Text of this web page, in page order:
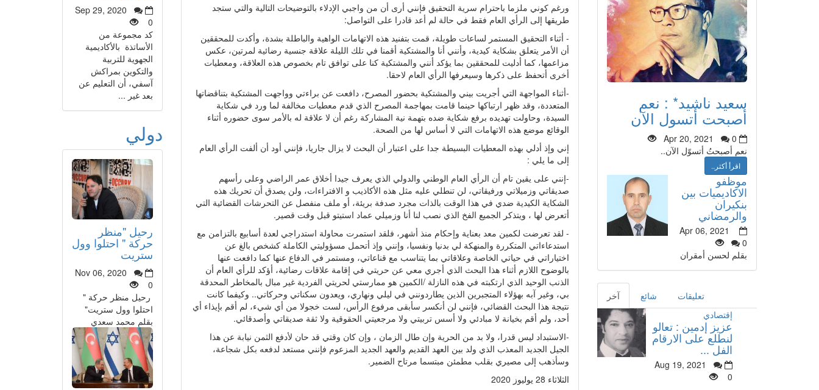
Sep 29, 2020
0
كد مجموعة من
الأساتذة بالأكاديمية
الجهوية للتربية
والتكوين بمراكش
آسفي، أن التعليم عن
بعد غير ...
دولي
رحيل "منظر
حركة " احتلوا وول
ستريت
Nov 06, 2020
0
رحيل منظر حركة "
احتلوا وول ستريت"
بقلم محمد سعدي
ورغم كوني ملزما باحترام سرية التحقيق فإنني أرى أن من واجبي الإدلاء بالتوضيحات التالية والتي ستجد
طريقها إلى الرأي العام فقط في حالة لم أعد قادرا على التواصل:
- أثناء التحقيق المستمر لساعات طويلة، قمت بتفنيد هذه الاتهامات الواهية والباطلة بشدة، وأكدت للمحققين
أن الأمر يتعلق بشكاية كيدية، وأنني أنا والمشتكية أقمنا في تلك الليلة علاقة جنسية رضائية لمرتين، عكس
مزاعمها، كما أدليت للمحققين بما يؤكد أنني والمشتكية كنا على توافق تام بخصوص هذه العلاقة، ومعطيات
أخرى أتحفظ على ذكرها وسيعرفها الرأي العام لاحقا.
-أثناء المواجهة التي أجريت بيني والمشتكية بحضور المصرح، دافعت عن براءتي وواجهت المشتكية بتناقضاتها
المتعددة، وقد ظهر ارتباكها حينما قامت بمهاجمة المصرح الذي قدم معطيات مخالفة لما ورد في شكاية
السيدة، وحاولت تهديده برفع شكاية ضده بتهمة نية المشاركة رغم أن لا علاقة له بالأمر سوى حضوره أثناء
الوقائع موضع هذه الاتهامات التي لا أساس لها من الصحة.
إني وإذ أدلي بهذه المعطيات البسيطة جدا على اعتبار أن البحث لا يزال جاريا، فإنني أود أن ألفت الرأي العام
إلى ما يلي :
-إنني على يقين تام أن الرأي العام الوطني والدولي الذي يعرف جيدا أخلاق عمر الراضي وعلى رأسهم
صديقاتي وزميلاتي ورفيقاتي، لن تنطلي عليه مثل هذه الأكاذيب و الافتراءات، ولن يصدق أن تحريك هذه
الشكاية الكيدية ضدي في هذا الوقت بالذات مجرد صدفة بريئة، أو ملف منفصل عن التحرشات القضائية التي
أتعرض لها ، ويتذكر الجميع الفخ الذي نصب لنا أنا وزميلي عماد استيتو قبل وقت قصير.
- لقد تعرضت لكمين معد بعناية وإحكام منذ أشهر، فلقد استمرت محاولة استدراجي لعدة أسابيع بالتزامن مع
استدعاءاتي المتكررة والمنهكة لي بدنيا ونفسيا، وإنني وإذ أتحمل مسؤوليتي الكاملة كشخص بالغ عن
اختياراتي في حياتي الخاصة وعلاقاتي بما يتناسب مع قناعاتي، ومستمر في الدفاع عنها كما دافعت عنها
بالوضوح اللازم أثناء هذا البحث الذي أجري معي عن حريتي في إقامة علاقات رضائية، أؤكد للرأي العام أن
الذنب الوحيد الذي ارتكبته في هذه النازلة /الكمين هو ممارستي لحريتي الفردية غير مبال بالمخاطر المحدقة
بي، وغير آبه بهؤلاء المتجبرين الذين يطاردونني في ليلي ونهاري، ويعدون سكناتي وحركاتي.. وكيفما كانت
نتيجة هذا البحث القضائي، فإنني لن أنكسر سأبقى مرفوع الرأس، لست خجولا من أي شيء، لم أقم بإيذاء أي
أحد، ولم أقم بخيانة لا مبادئي ولا أسس تربيتي ولا مرجعيتي الحقوقية ولا ثقة صديقاتي وأصدقائي.
-الاستبداد ليس قدرا، ولا بد من الحرية وإن طال الزمان ، وإن كان وقتي قد حان لأدفع الثمن نيابة عن هذا
الجيل الجديد المعذب الذي ولد بين العهد القديم والعهد الجديد المزعوم فإنني مستعد لدفعه بكل شجاعة،
وسأذهب إلى مصيري بقلب مطمئن مبتسما مرتاح الضمير.
الثلاثاء 28 يوليوز 2020
سعيد ناشيد* : نعم
أصبحت أتسول الآن
Apr 20, 2021
0
نعم أصبحتُ أتسوّل الآن..
اقرأ أكثر..
موظفو
الاكاديميات بين
بنكيران
والرمضاني
Apr 06, 2021
0
بقلم لحسن أمقران
آخر شائع
تعليقات
إقتصادي
عزيز إدمين : تعالو
لنطلع على الارقام
الفل ...
Aug 19, 2021
0